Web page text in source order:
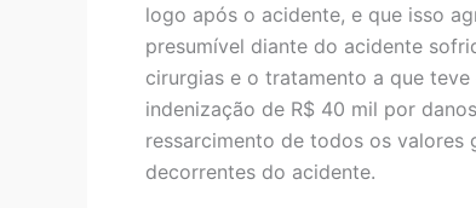
logo após o acidente, e que isso
presumível diante do acidente
cirurgias e o tratamento a que teve
indenização de R$ 40 mil por
ressarcimento de todos os valores
decorrentes do acidente.